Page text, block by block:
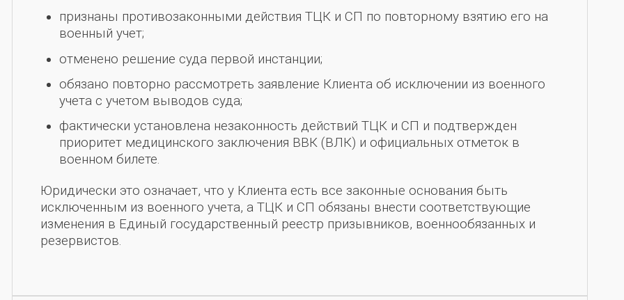
признаны противозаконными действия ТЦК и СП по повторному взятию его на
военный учет;
отменено решение суда первой инстанции;
обязано повторно рассмотреть заявление Клиента об исключении из военного
учета с учетом выводов суда;
фактически установлена ​​незаконность действий ТЦК и СП и подтвержден
приоритет медицинского заключения ВВК (ВЛК) и официальных отметок в
военном билете.
Юридически это означает, что у Клиента есть все законные основания быть
исключенным из военного учета, а ТЦК и СП обязаны внести соответствующие
изменения в Единый государственный реестр призывников, военнообязанных и
резервистов.